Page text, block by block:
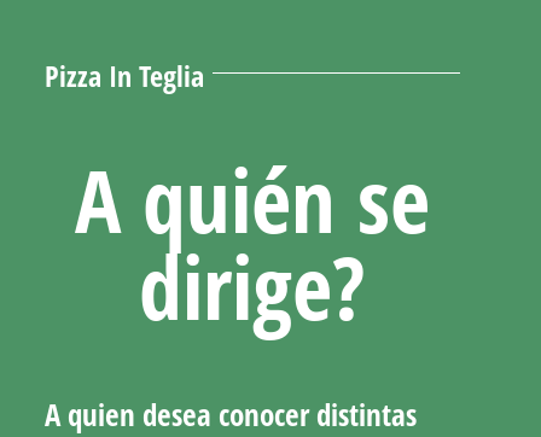
Pizza In Teglia
A quién se
dirige?
A quien desea conocer distintas